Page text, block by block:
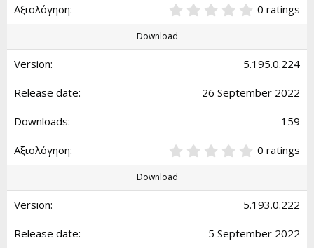
0
0
s
t
a
r
0 ratings
Download
5.195.0.224
26 September 2022
159
0
0
s
t
a
r
0 ratings
Download
5.193.0.222
5 September 2022